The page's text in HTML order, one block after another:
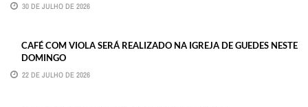
30 DE JULHO DE 2026
CAFÉ COM VIOLA SERÁ REALIZADO NA IGREJA DE GUEDES NESTE
DOMINGO
22 DE JULHO DE 2026